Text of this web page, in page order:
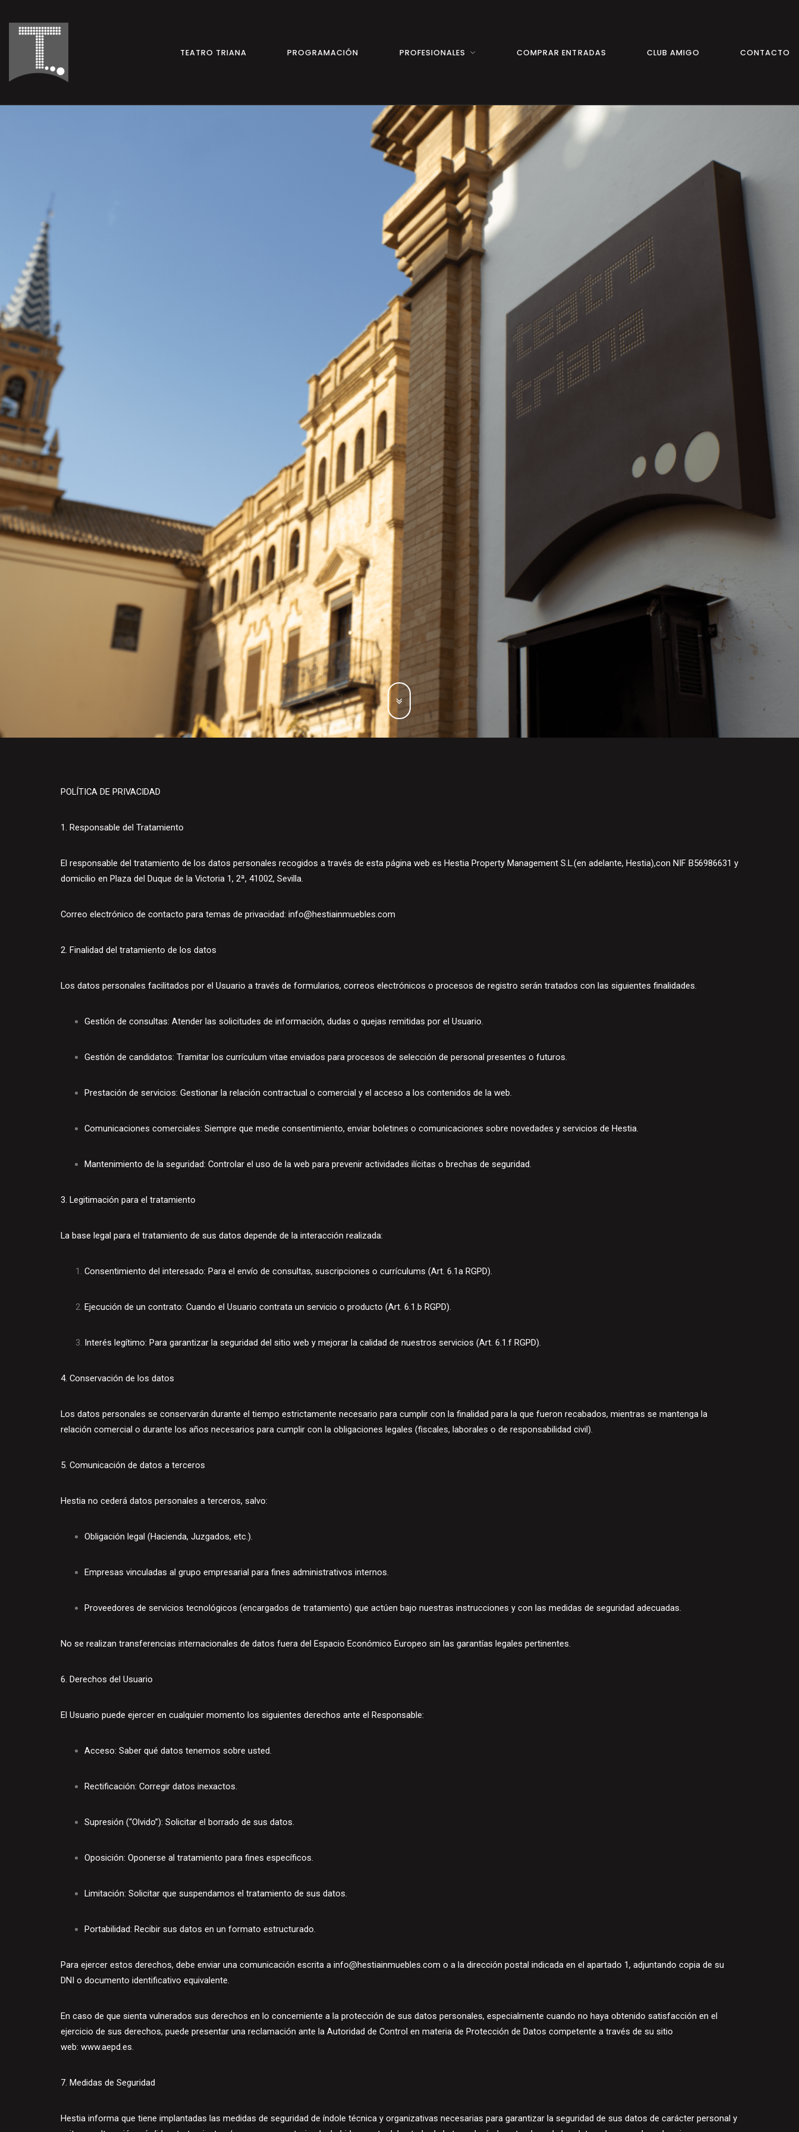
TEATRO TRIANA PROGRAMACIÓN PROFESIONALES COMPRAR ENTRADAS CLUB AMIGO CONTACTO
POLÍTICA DE PRIVACIDAD
1. Responsable del Tratamiento
El responsable del tratamiento de los datos personales recogidos a través de esta página web es Hestia Property Management S.L.(en adelante, Hestia),con NIF B56986631 y
domicilio en Plaza del Duque de la Victoria 1, 2ª, 41002, Sevilla.
Correo electrónico de contacto para temas de privacidad: info@hestiainmuebles.com
2. Finalidad del tratamiento de los datos
Los datos personales facilitados por el Usuario a través de formularios, correos electrónicos o procesos de registro serán tratados con las siguientes finalidades.
Gestión de consultas: Atender las solicitudes de información, dudas o quejas remitidas por el Usuario.
Gestión de candidatos: Tramitar los currículum vitae enviados para procesos de selección de personal presentes o futuros.
Prestación de servicios: Gestionar la relación contractual o comercial y el acceso a los contenidos de la web.
Comunicaciones comerciales: Siempre que medie consentimiento, enviar boletines o comunicaciones sobre novedades y servicios de Hestia.
Mantenimiento de la seguridad: Controlar el uso de la web para prevenir actividades ilícitas o brechas de seguridad.
3. Legitimación para el tratamiento
La base legal para el tratamiento de sus datos depende de la interacción realizada:
Consentimiento del interesado: Para el envío de consultas, suscripciones o currículums (Art. 6.1a RGPD).
Ejecución de un contrato: Cuando el Usuario contrata un servicio o producto (Art. 6.1.b RGPD).
Interés legítimo: Para garantizar la seguridad del sitio web y mejorar la calidad de nuestros servicios (Art. 6.1.f RGPD).
4. Conservación de los datos
Los datos personales se conservarán durante el tiempo estrictamente necesario para cumplir con la finalidad para la que fueron recabados, mientras se mantenga la
relación comercial o durante los años necesarios para cumplir con la obligaciones legales (fiscales, laborales o de responsabilidad civil).
5. Comunicación de datos a terceros
Hestia no cederá datos personales a terceros, salvo:
Obligación legal (Hacienda, Juzgados, etc.).
Empresas vinculadas al grupo empresarial para fines administrativos internos.
Proveedores de servicios tecnológicos (encargados de tratamiento) que actúen bajo nuestras instrucciones y con las medidas de seguridad adecuadas.
No se realizan transferencias internacionales de datos fuera del Espacio Económico Europeo sin las garantías legales pertinentes.
6. Derechos del Usuario
El Usuario puede ejercer en cualquier momento los siguientes derechos ante el Responsable:
Acceso: Saber qué datos tenemos sobre usted.
Rectificación: Corregir datos inexactos.
Supresión (“Olvido”): Solicitar el borrado de sus datos.
Oposición: Oponerse al tratamiento para fines específicos.
Limitación: Solicitar que suspendamos el tratamiento de sus datos.
Portabilidad: Recibir sus datos en un formato estructurado.
Para ejercer estos derechos, debe enviar una comunicación escrita a info@hestiainmuebles.com o a la dirección postal indicada en el apartado 1, adjuntando copia de su
DNI o documento identificativo equivalente.
En caso de que sienta vulnerados sus derechos en lo concerniente a la protección de sus datos personales, especialmente cuando no haya obtenido satisfacción en el
ejercicio de sus derechos, puede presentar una reclamación ante la Autoridad de Control en materia de Protección de Datos competente a través de su sitio
web: www.aepd.es
7. Medidas de Seguridad
Hestia informa que tiene implantadas las medidas de seguridad de índole técnica y organizativas necesarias para garantizar la seguridad de sus datos de carácter personal y